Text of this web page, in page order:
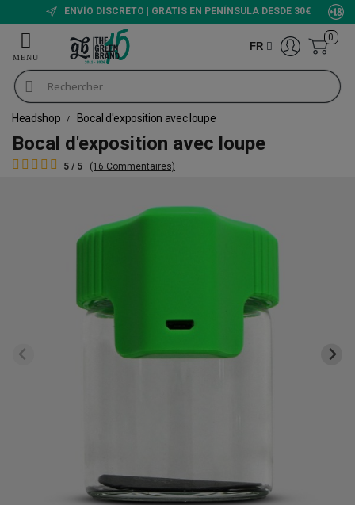
ENVÍO DISCRETO | GRATIS EN PENÍNSULA DESDE 30€
FR
0
Headshop Bocal d'exposition avec loupe
Bocal d'exposition avec loupe
5 / 5 (16 Commentaires)